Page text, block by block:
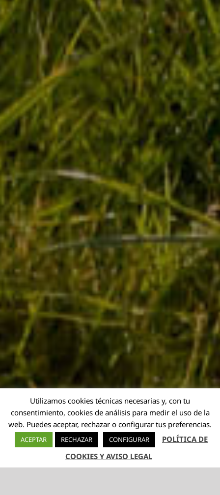
Utilizamos cookies técnicas necesarias y, con tu
consentimiento, cookies de análisis para medir el uso de la
web. Puedes aceptar, rechazar o configurar tus preferencias.
ACEPTAR RECHAZAR CONFIGURAR
POLÍTICA DE
COOKIES Y AVISO LEGAL